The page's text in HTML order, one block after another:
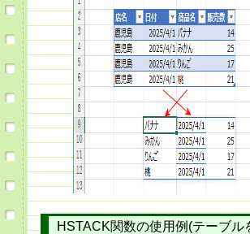
HSTACK関数の使用例(テーブル